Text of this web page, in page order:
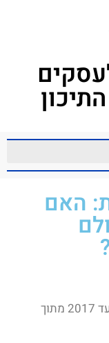
האם
המהפכה שהתהפכה – איראן מ 1979 ועד 2017 מתוך